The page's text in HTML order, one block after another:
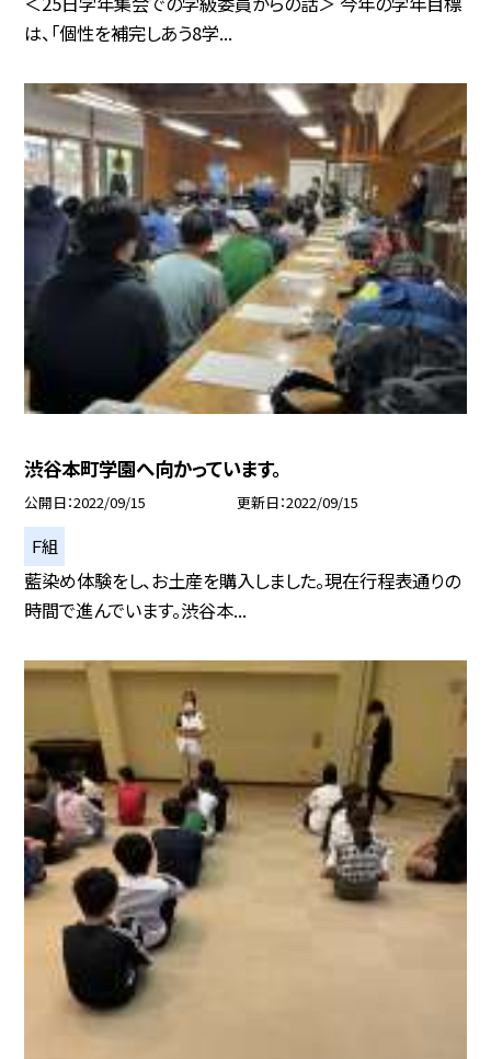
は、「個性を補完しあう8学...
渋谷本町学園へ向かっています。
公開日 2022/09/15 更新日 2022/09/15
Ｆ組
藍染め体験をし、お土産を購入しました。現在行程表通りの
時間で進んでいます。渋谷本...